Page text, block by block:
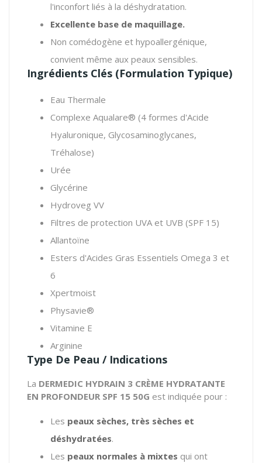
l'inconfort liés à la déshydratation.
Excellente base de maquillage.
Non comédogène et hypoallergénique,
convient même aux peaux sensibles.
Ingrédients Clés (Formulation Typique)
Eau Thermale
Complexe Aqualare® (4 formes d'Acide
Hyaluronique, Glycosaminoglycanes,
Tréhalose)
Urée
Glycérine
Hydroveg VV
Filtres de protection UVA et UVB (SPF 15)
Allantoïne
Esters d'Acides Gras Essentiels Omega 3 et
6
Xpertmoist
Physavie®
Vitamine E
Arginine
Type De Peau / Indications
La DERMEDIC HYDRAIN 3 CRÈME HYDRATANTE
EN PROFONDEUR SPF 15 50G est indiquée pour :
Les peaux sèches, très sèches et
déshydratées.
Les peaux normales à mixtes qui ont